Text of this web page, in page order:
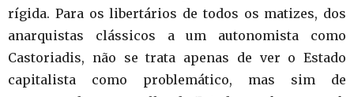
rígida. Para os libertários de todos os matizes, dos
anarquistas clássicos a um autonomista como
Castoriadis, não se trata apenas de ver o Estado
capitalista como problemático, mas sim de